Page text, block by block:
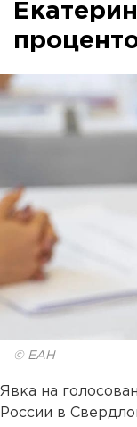
© ЕАН
Явка на
России в